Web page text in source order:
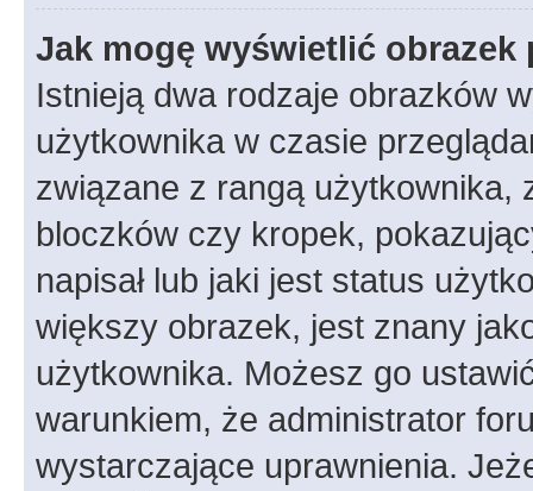
Jak mogę wyświetlić
Istnieją dwa rodzaje obrazków
użytkownika w czasie
związane z rangą użytkownika,
bloczków czy kropek,
napisał lub jaki jest status
większy obrazek, jest znany
użytkownika. Możesz go
warunkiem, że administrator
wystarczające uprawnienia.